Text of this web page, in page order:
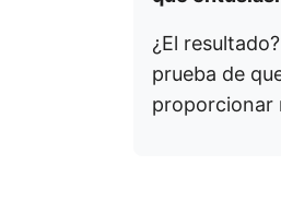
¿El
prueba de
proporcionar